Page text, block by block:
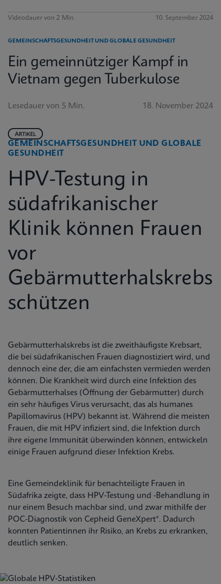
Videodauer von 2 Min. 10. September 2024
GEMEINSCHAFTSGESUNDHEIT UND GLOBALE GESUNDHEIT
Ein gemeinnütziger Kampf in
Vietnam gegen Tuberkulose
Lesedauer von 5 Min. 18. November 2024
GEMEINSCHAFTSGESUNDHEIT UND GLOBALE
GESUNDHEIT
ARTIKEL
HPV-Testung in
südafrikanischer
Klinik können Frauen
vor
Gebärmutterhalskrebs
schützen
Gebärmutterhalskrebs ist die zweithäufigste Krebsart,
die bei südafrikanischen Frauen diagnostiziert wird, und
dennoch eine der, die am einfachsten vermieden werden
können. Die Krankheit wird durch eine Infektion des
Gebärmutterhalses (Öffnung der Gebärmutter) durch
ein sehr häufiges Virus verursacht, das als humanes
Papillomavirus (HPV) bekannt ist. Während die meisten
Frauen, die mit HPV infiziert sind, die Infektion durch
ihre eigene Immunität überwinden können, entwickeln
einige Frauen aufgrund dieser Infektion Krebs.
Eine Gemeindeklinik für benachteiligte Frauen in
Südafrika zeigte, dass HPV-Testung und -Behandlung in
nur einem Besuch machbar sind, und zwar mithilfe der
POC-Diagnostik von Cepheid GeneXpert®. Dadurch
konnten Patientinnen ihr Risiko, an Krebs zu erkranken,
deutlich senken.